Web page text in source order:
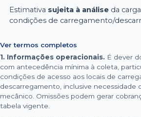
Estimativa sujeita à análise da
condições de carregamento/
Ver termos completos
1. Informações operacionais. É dever
com antecedência mínima à coleta,
condições de acesso aos locais de
descarregamento, inclusive necessidade
mecânico. Omissões podem gerar
tabela vigente.